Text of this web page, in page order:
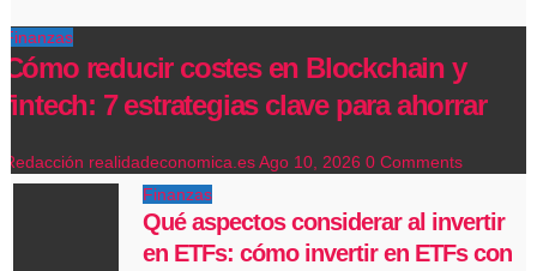
Finanzas
Cómo reducir costes en Blockchain y
fintech: 7 estrategias clave para ahorrar
Redacción realidadeconomica.esAgo 10, 2026 0 Comments
Finanzas
Qué aspectos considerar al invertir
en ETFs: cómo invertir en ETFs con